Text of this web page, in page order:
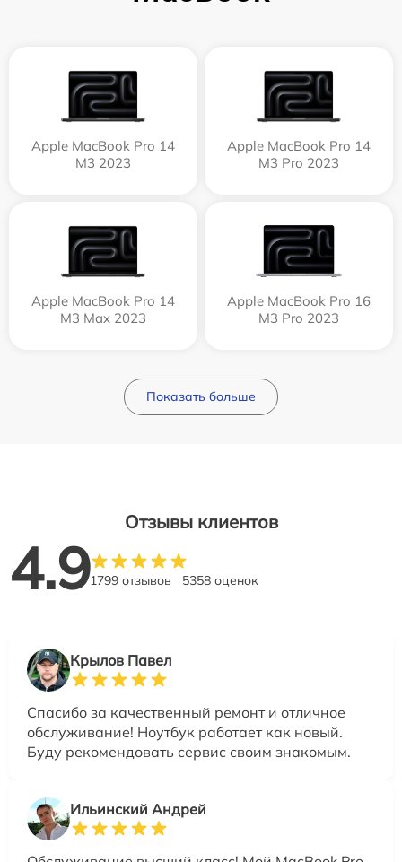
Apple MacBook Pro 14
M3 2023
Apple MacBook Pro 14
M3 Pro 2023
Apple MacBook Pro 14
M3 Max 2023
Apple MacBook Pro 16
M3 Pro 2023
Показать больше
Отзывы клиентов
4.91799 отзывов 5358 оценок
Крылов Павел
Спасибо за качественный ремонт и отличное
обслуживание! Ноутбук работает как новый.
Буду рекомендовать сервис своим знакомым.
Ильинский Андрей